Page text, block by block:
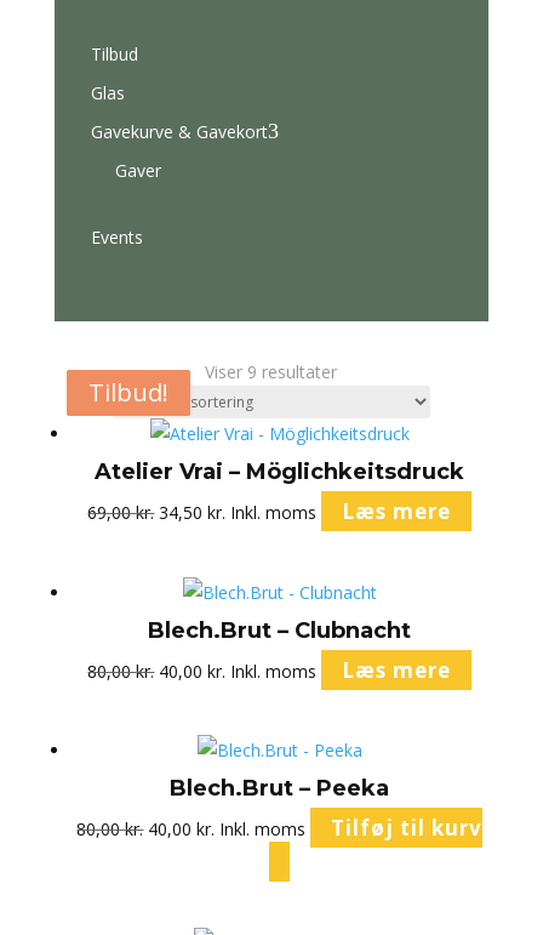
Tilbud
Glas
Gavekurve & Gavekort3
Gaver
Events
Viser 9 resultater
Tilbud!
Atelier Vrai – Möglichkeitsdruck
69,00kr. Den
pris
var:
69,00 kr..
34,50kr. Den
er:
34,50 kr..
Inkl. moms Læs mere
Tilbud!
Blech.Brut – Clubnacht
80,00kr. Den
80,00 kr..
40,00kr. Den
er:
40,00 kr..
Inkl. moms Læs mere
Tilbud!
Blech.Brut – Peeka
80,00kr. Den
40,00kr. Den
Inkl. moms Tilføj til kurv
Tilbud!